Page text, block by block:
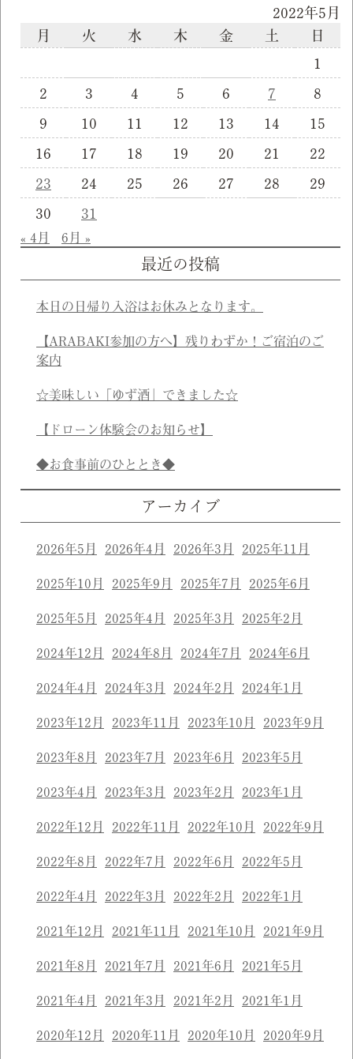
2022年5月
月
火 水 木 金 土
日
1
2
3 4 5 6 7
8
9
10 11 12 13 14
15
16
17 18 19 20 21
22
23
24 25 26 27 28
29
30
31
« 4月 6月 »
最近の投稿
本日の日帰り入浴はお休みとなります。
【ARABAKI参加の方へ】残りわずか！ご宿泊のご
案内
☆美味しい「ゆず酒」できました☆
【ドローン体験会のお知らせ】
◆お食事前のひととき◆
アーカイブ
2026年5月 2026年4月 2026年3月 2025年11月
2025年10月 2025年9月 2025年7月 2025年6月
2025年5月 2025年4月 2025年3月 2025年2月
2024年12月 2024年8月 2024年7月 2024年6月
2024年4月 2024年3月 2024年2月 2024年1月
2023年12月 2023年11月 2023年10月 2023年9月
2023年8月 2023年7月 2023年6月 2023年5月
2023年4月 2023年3月 2023年2月 2023年1月
2022年12月 2022年11月 2022年10月 2022年9月
2022年8月 2022年7月 2022年6月 2022年5月
2022年4月 2022年3月 2022年2月 2022年1月
2021年12月 2021年11月 2021年10月 2021年9月
2021年8月 2021年7月 2021年6月 2021年5月
2021年4月 2021年3月 2021年2月 2021年1月
2020年12月 2020年11月 2020年10月 2020年9月